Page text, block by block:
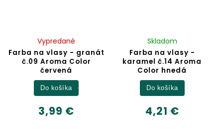
Farba na vlasy - granát
č.09 Aroma Color
červená
Vypredané
3,99 €
Do košíka
Farba na vlasy -
karamel č.14 Aroma
Color hnedá
Skladom
4,21 €
Do košíka